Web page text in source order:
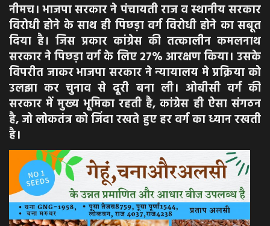
वीडियो
Gallery
नीमच। भाजपा सरकार ने पंचायती राज व स्थानीय सरकार
विरोधी होने के साथ ही पिछड़ा वर्ग विरोधी होने का सबूत
दिया है। जिस प्रकार कांग्रेस की तत्कालीन कमलनाथ
सरकार ने पिछड़ा वर्ग के लिए 27% आरक्षण किया। उसके
विपरीत जाकर भाजपा सरकार ने न्यायालय मे प्रक्रिया को
उलझा कर चुनाव से दूरी बना ली। ओबीसी वर्ग की
सरकार में मुख्य भूमिका रहती है, कांग्रेस ही ऐसा संगठन
है, जो लोकतंत्र को जिंदा रखते हुए हर वर्ग का ध्यान रखती
है।